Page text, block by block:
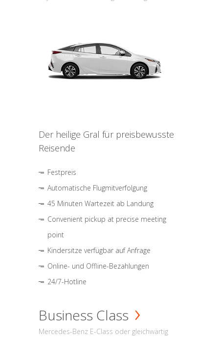
Der heilige Gral für preisbewusste
Reisende
Festpreis
Automatische Flugmitverfolgung
45 Minuten Wartezeit ab Landung
Convenient pickup at precise meeting
point
Kindersitze verfügbar auf Anfrage
Online- und Offline-Bezahlungen
24/7-Hotline
Business Class
Mercedes-Benz E-Class oder gleichwärtig